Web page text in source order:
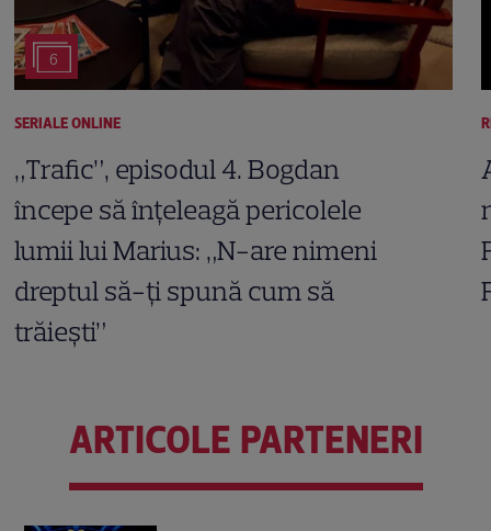
6
SERIALE ONLINE
„Trafic”, episodul 4. Bogdan
începe să înțeleagă pericolele
lumii lui Marius: „N-are nimeni
dreptul să-ți spună cum să
trăiești”
ARTICOLE PARTENERI